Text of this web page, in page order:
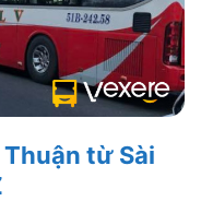
Thuận từ Sài